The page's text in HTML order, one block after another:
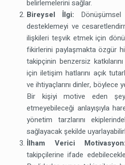
belirlemelerini sağlar.
Bireysel İlgi:
desteklemeyi ve
ilişkileri teşvik etmek için
fikirlerini paylaşmakta özgür
takipçinin benzersiz
için iletişim hatlarını açık
ve ihtiyaçlarını dinler, böylece
Bir kişiyi motive eden
etmeyebileceği anlayışıyla
yönetim tarzlarını
sağlayacak şekilde
İlham Verici Motivasyon:
takipçilerine ifade